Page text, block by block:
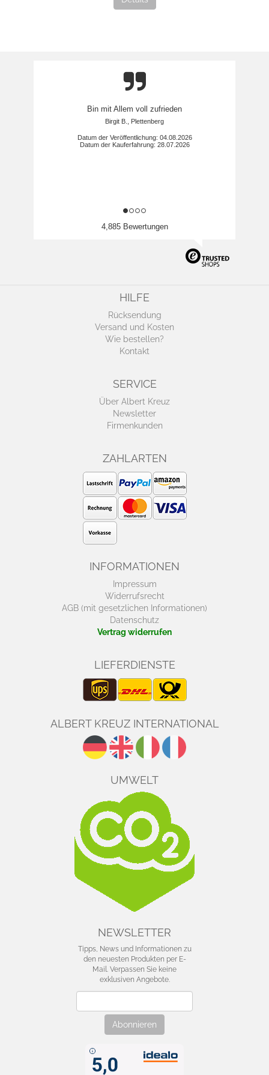
Schnelle Lieferung, hochwertige Qualität.
Sven H., Bonn
Datum der Veröffentlichung: 02.08.2026
Datum der Kauferfahrung: 22.07.2026
4,885 Bewertungen
HILFE
Rücksendung
Versand und Kosten
Wie bestellen?
Kontakt
SERVICE
Über Albert Kreuz
Newsletter
Firmenkunden
ZAHLARTEN
INFORMATIONEN
Impressum
Widerrufsrecht
AGB (mit gesetzlichen Informationen)
Datenschutz
Vertrag widerrufen
LIEFERDIENSTE
ALBERT KREUZ INTERNATIONAL
UMWELT
NEWSLETTER
Tipps, News und Informationen zu
den neuesten Produkten per E-
Mail. Verpassen Sie keine
exklusiven Angebote.
Abonnieren